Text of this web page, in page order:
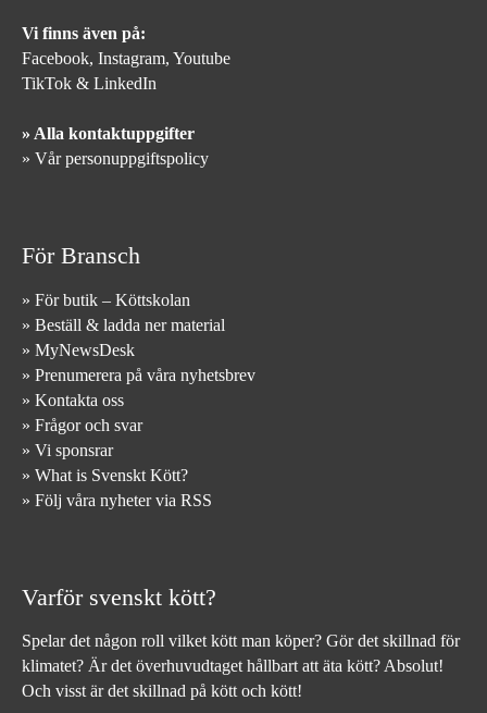
Vi finns även på:
Facebook, Instagram, Youtube
TikTok & LinkedIn
» Alla kontaktuppgifter
» Vår personuppgiftspolicy
För Bransch
» För butik – Köttskolan
» Beställ & ladda ner material
» MyNewsDesk
» Prenumerera på våra nyhetsbrev
» Kontakta oss
» Frågor och svar
» Vi sponsrar
» What is Svenskt Kött?
» Följ våra nyheter via RSS
Varför svenskt kött?
Spelar det någon roll vilket kött man köper? Gör det skillnad för
klimatet? Är det överhuvudtaget hållbart att äta kött? Absolut!
Och visst är det skillnad på kött och kött!